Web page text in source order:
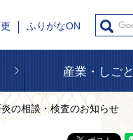
ふりがなON
産業・しごと
の相談・検査のお知らせ